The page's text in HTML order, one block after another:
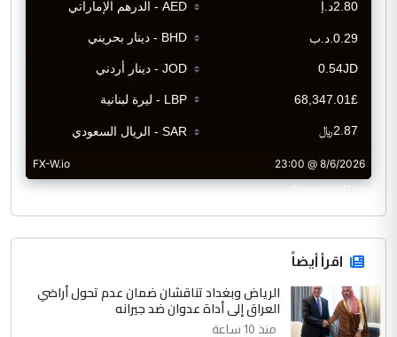
CurrencyRate
اقرأ أيضاً
الرياض وبغداد تناقشان ضمان عدم تحول أراضي
العراق إلى أداة عدوان ضد جيرانه
منذ 10 ساعة